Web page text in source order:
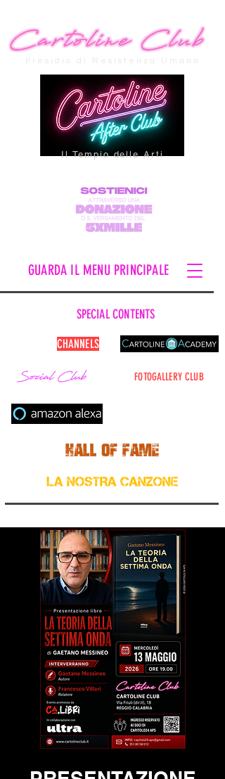
Presidio di Resistenza Umana
Il Tempio delle Arti
FOTOGALLERY CLUB
CHANNELS
GUARDA IL MENU PRINCIPALE
SPECIAL CONTENTS